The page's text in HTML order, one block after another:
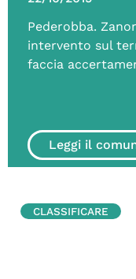
Pederobba.
intervento sul
faccia
Leggi il
CLASSIFICARE